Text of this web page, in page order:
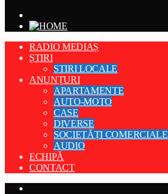
RADIO MEDIAȘ
ȘTIRI
STIRI LOCALE
ANUNȚURI
APARTAMENTE
AUTO-MOTO
CASE
DIVERSE
SOCIETĂȚI COMERCIALE
AUDIO
ECHIPĂ
CONTACT